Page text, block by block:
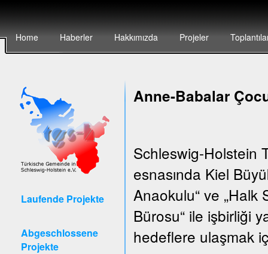
Home Haberler Hakkımızda Projeler
Laufende Projekte
Abgeschlossene
Projekte
Anne-Babalar
Schleswig-Holstein
esnasında Kiel
Anaokulu“ ve „Halk
Bürosu“ ile işbirliği
hedeflere ulaşmak